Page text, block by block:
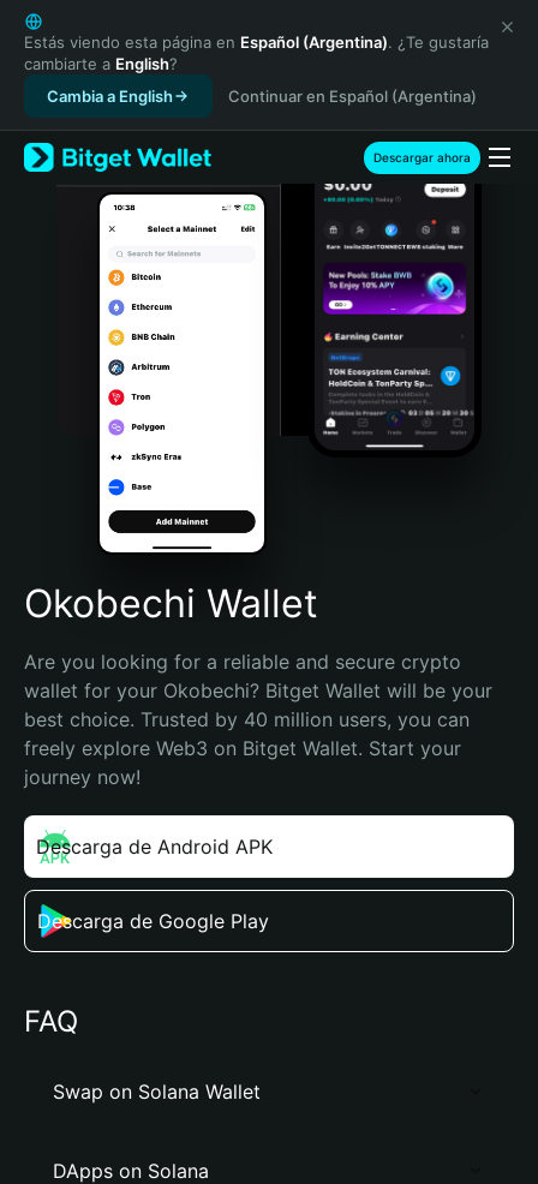
English
日本語
Tiếng Việt
Русский
Español (Latinoamérica)
Türkçe
Italiano
Português (Portugal)
Bahasa Indonesia
Português (Brasil)
Español (Argentina)
Estás viendo esta página en Español (Argentina). ¿Te gustaría
cambiarte a English?
Cambia a English
Continuar en Español (Argentina)
Descargar ahora
Okobechi Wallet
Are you looking for a reliable and secure crypto
wallet for your Okobechi? Bitget Wallet will be your
best choice. Trusted by 40 million users, you can
freely explore Web3 on Bitget Wallet. Start your
journey now!
Descarga de Android APK
Descarga de Google Play
FAQ
Swap on Solana Wallet
DApps on Solana